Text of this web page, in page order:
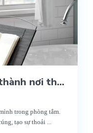
nơi th...
trong phòng tắm.
tạo sự thoải ...